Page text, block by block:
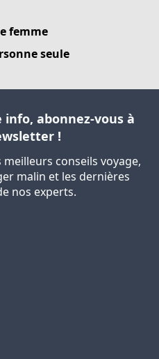
femme
seule
abonnez-vous à
!
meilleurs conseils voyage,
malin et les dernières
nos experts.